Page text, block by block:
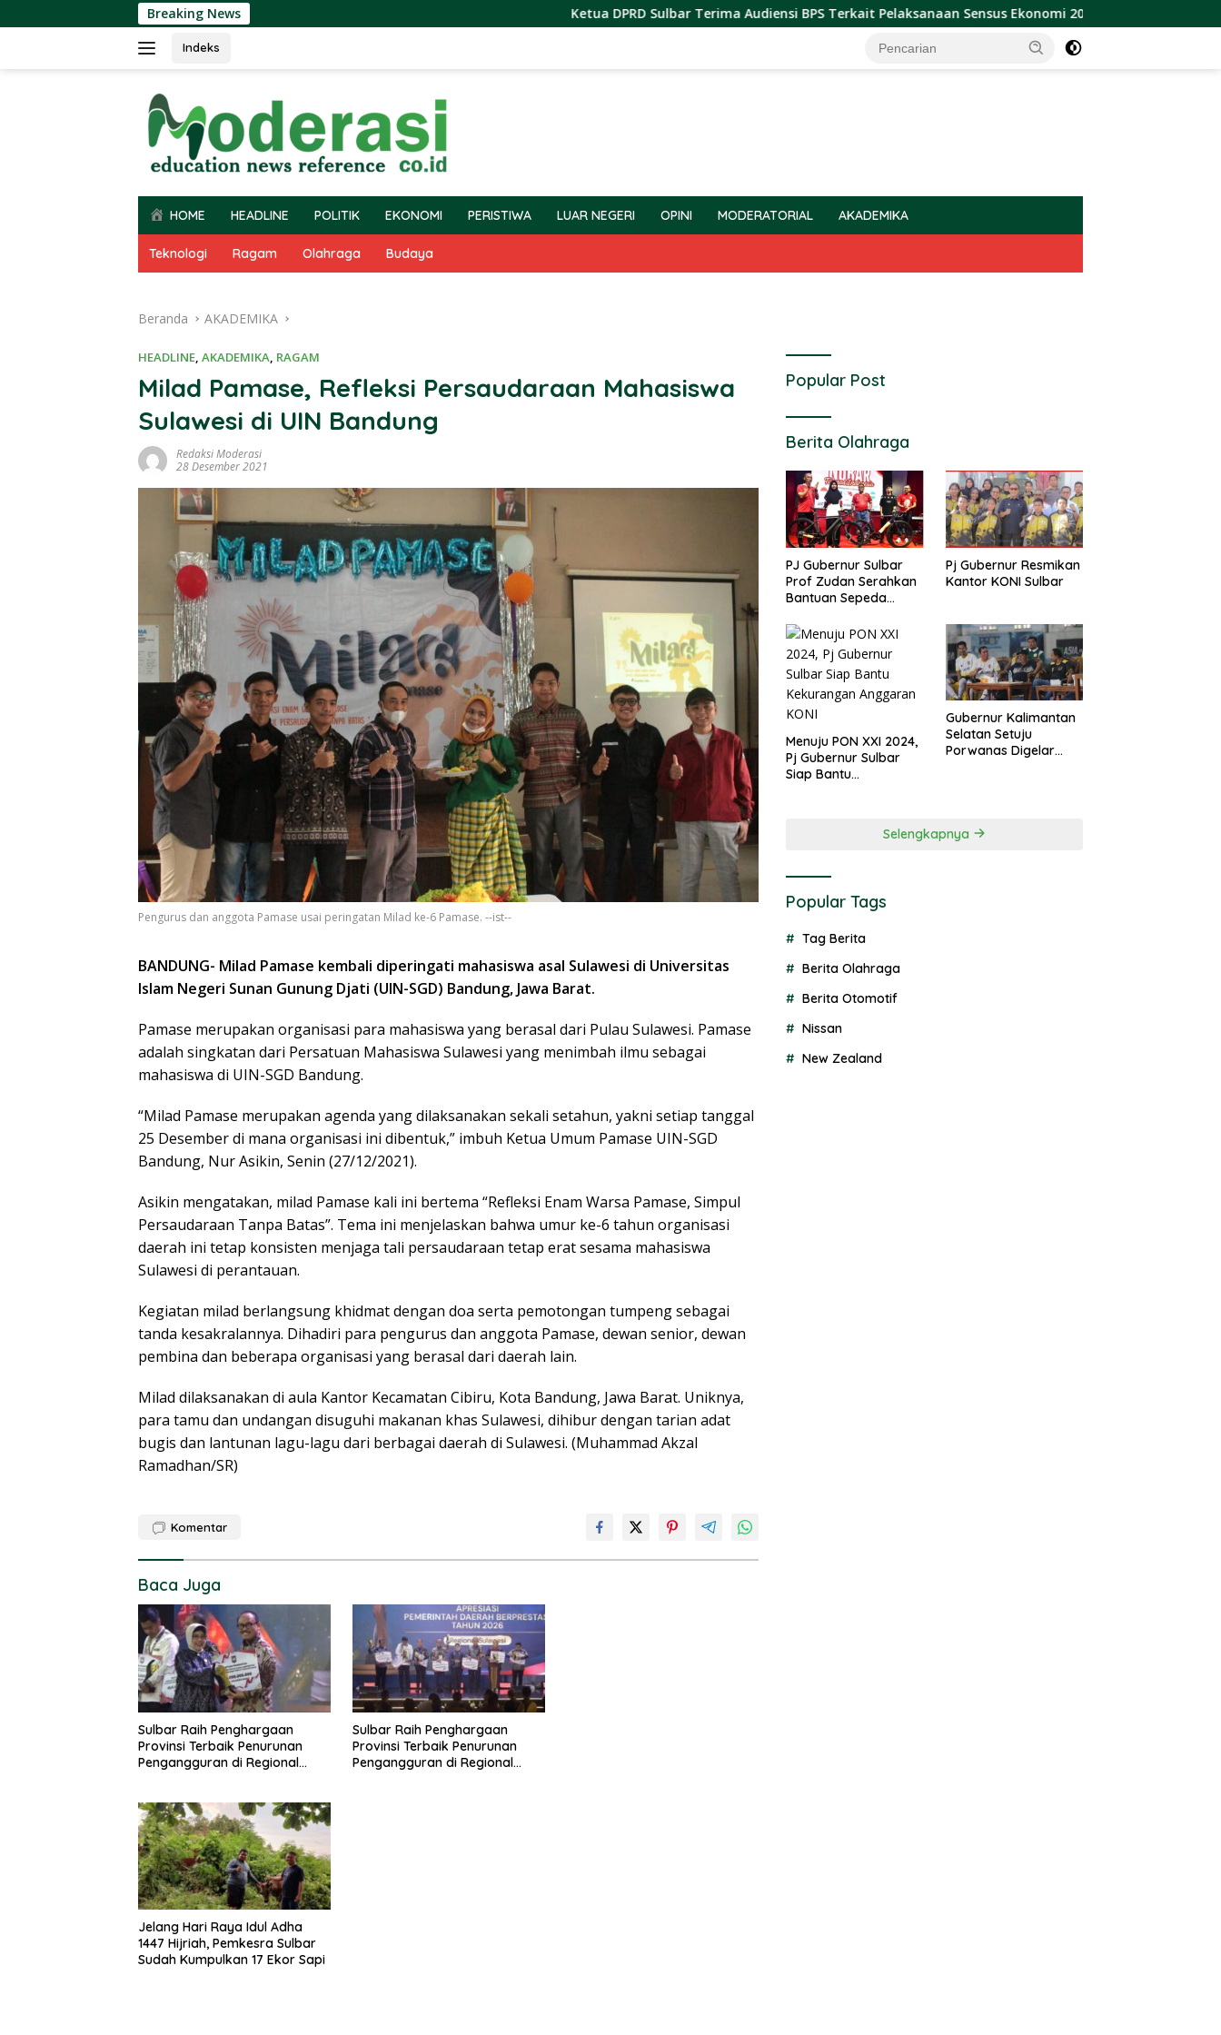
ke
Breaking News Ketua DPRD Sulbar Terima Audiensi BPS Terkait Pelaksanaan Sensus Ekonomi 2026
Indeks
HOME HEADLINE POLITIK EKONOMI PERISTIWA LUAR NEGERI OPINI MODERATORIAL AKADEMIKA
Teknologi Ragam Olahraga Budaya
Beranda AKADEMIKA
HEADLINE, AKADEMIKA, RAGAM
Milad Pamase, Refleksi Persaudaraan Mahasiswa
Sulawesi di UIN Bandung
Redaksi Moderasi
28 Desember 2021
Pengurus dan anggota Pamase usai peringatan Milad ke-6 Pamase. --ist--
BANDUNG- Milad Pamase kembali diperingati mahasiswa asal Sulawesi di Universitas
Islam Negeri Sunan Gunung Djati (UIN-SGD) Bandung, Jawa Barat.
Pamase merupakan organisasi para mahasiswa yang berasal dari Pulau Sulawesi. Pamase
adalah singkatan dari Persatuan Mahasiswa Sulawesi yang menimbah ilmu sebagai
mahasiswa di UIN-SGD Bandung.
“Milad Pamase merupakan agenda yang dilaksanakan sekali setahun, yakni setiap tanggal
25 Desember di mana organisasi ini dibentuk,” imbuh Ketua Umum Pamase UIN-SGD
Bandung, Nur Asikin, Senin (27/12/2021).
Asikin mengatakan, milad Pamase kali ini bertema “Refleksi Enam Warsa Pamase, Simpul
Persaudaraan Tanpa Batas”. Tema ini menjelaskan bahwa umur ke-6 tahun organisasi
daerah ini tetap konsisten menjaga tali persaudaraan tetap erat sesama mahasiswa
Sulawesi di perantauan.
Kegiatan milad berlangsung khidmat dengan doa serta pemotongan tumpeng sebagai
tanda kesakralannya. Dihadiri para pengurus dan anggota Pamase, dewan senior, dewan
pembina dan beberapa organisasi yang berasal dari daerah lain.
Milad dilaksanakan di aula Kantor Kecamatan Cibiru, Kota Bandung, Jawa Barat. Uniknya,
para tamu dan undangan disuguhi makanan khas Sulawesi, dihibur dengan tarian adat
bugis dan lantunan lagu-lagu dari berbagai daerah di Sulawesi. (Muhammad Akzal
Ramadhan/SR)
Komentar
Baca Juga
Sulbar Raih Penghargaan
Provinsi Terbaik Penurunan
Pengangguran di Regional
Sulbar Raih Penghargaan
Provinsi Terbaik Penurunan
Pengangguran di Regional
Jelang Hari Raya Idul Adha
1447 Hijriah, Pemkesra Sulbar
Sudah Kumpulkan 17 Ekor Sapi
Popular Post
Berita Olahraga
PJ Gubernur Sulbar
Prof Zudan Serahkan
Bantuan Sepeda
PON 2024
Pj Gubernur Resmikan
Kantor KONI Sulbar
Menuju PON XXI 2024,
Pj Gubernur Sulbar
Siap Bantu
Gubernur Kalimantan
Selatan Setuju
Porwanas Digelar
Selengkapnya
Popular Tags
Tag Berita
Berita Olahraga
Berita Otomotif
Nissan
New Zealand